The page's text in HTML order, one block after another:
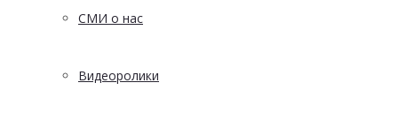
СМИ о нас
Видеоролики